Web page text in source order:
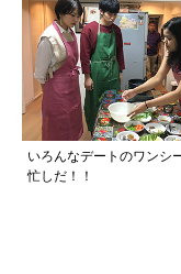
いろんなデートのワンシ
忙しだ！！